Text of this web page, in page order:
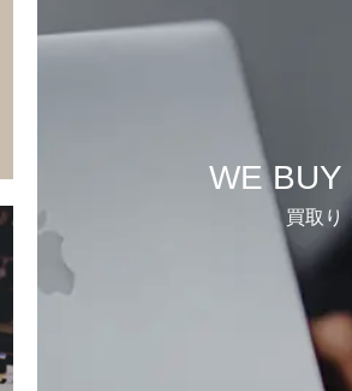
WE BUY
買取り